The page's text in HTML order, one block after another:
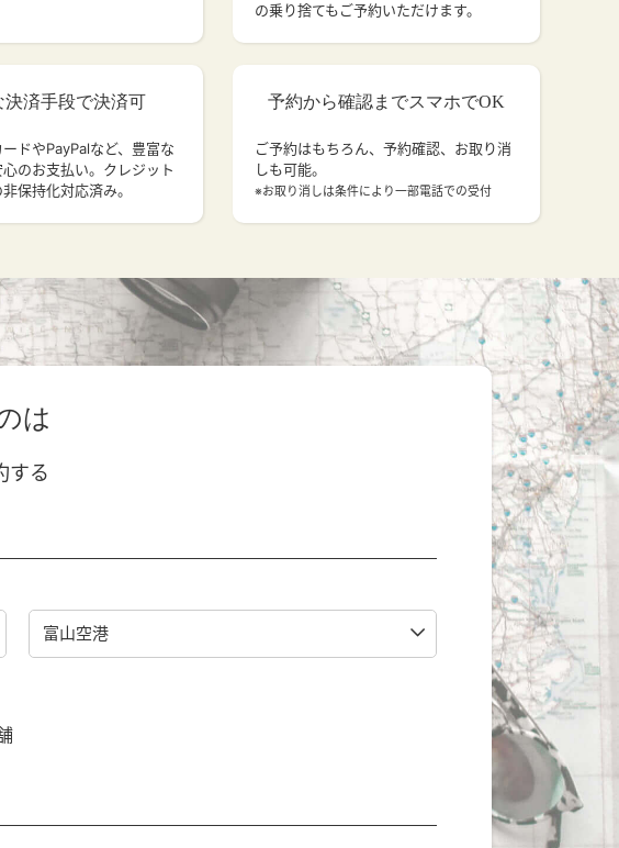
決済手段で決済可
ドやPayPalなど、豊富な
のお支払い。クレジット
保持化対応済み。
の乗り捨てもご予約いただけます。
予約から確認までスマホでOK
ご予約はもちろん、予約確認、お取り消
しも可能。
※お取り消しは条件により一部電話での受付
は
する